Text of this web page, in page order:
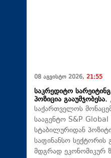
08 აგვისტო 2026, 21:55
საკრედიტო
პოზიცია
საქართველოს
სააგენტო S&P Global
სტაბილურიდან
საფინანსო სექტორის
მდგრად ეკონომიკურ